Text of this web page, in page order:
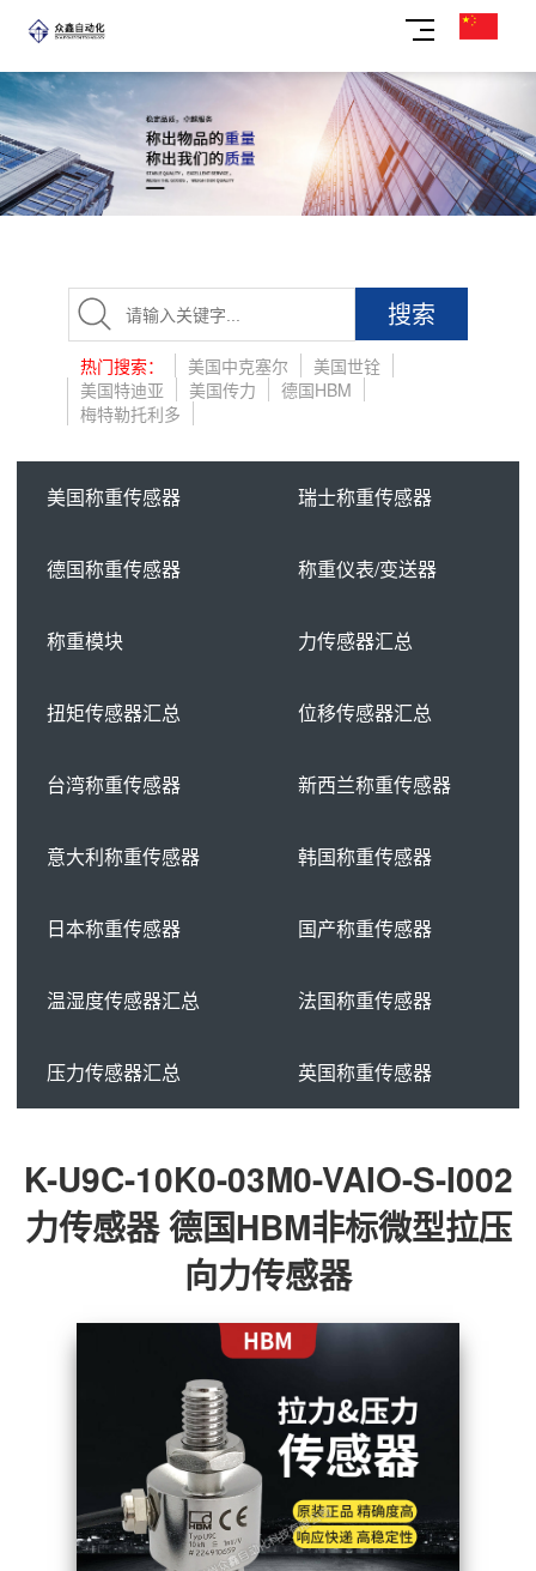
搜索
热门搜索： 美国中克塞尔
美国世铨
美国特迪亚
美国传力
德国HBM
梅特勒托利多
美国称重传感器 瑞士称重传感器
德国称重传感器 称重仪表/变送器
称重模块 力传感器汇总
扭矩传感器汇总 位移传感器汇总
台湾称重传感器 新西兰称重传感器
意大利称重传感器 韩国称重传感器
日本称重传感器 国产称重传感器
温湿度传感器汇总 法国称重传感器
压力传感器汇总 英国称重传感器
K-U9C-10K0-03M0-VAIO-S-I002
力传感器 德国HBM非标微型拉压
向力传感器